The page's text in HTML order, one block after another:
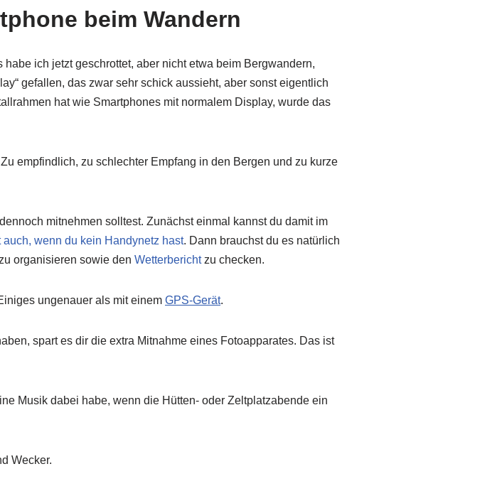
beim Wandern
habe ich jetzt geschrottet, aber nicht etwa beim Bergwandern,
gefallen, das zwar sehr schick aussieht, aber sonst eigentlich
hat wie Smartphones mit normalem Display, wurde das
empfindlich, zu schlechter Empfang in den Bergen und zu kurze
mitnehmen solltest. Zunächst einmal kannst du damit im
auch, wenn du kein Handynetz hast. Dann brauchst du es natürlich
organisieren sowie den Wetterberichtzu checken.
ungenauer als mit einem GPS-Gerät.
spart es dir die extra Mitnahme eines Fotoapparates. Das ist
Musik dabei habe, wenn die Hütten- oder Zeltplatzabende ein
Wecker.